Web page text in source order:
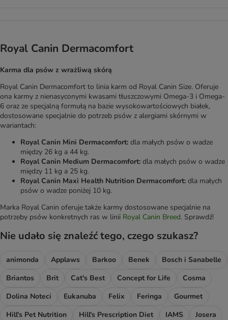
Royal Canin Dermacomfort
Karma dla psów z wrażliwą skórą
Royal Canin Dermacomfort to linia karm od Royal Canin Size. Oferuje
ona karmy z nienasyconymi kwasami tłuszczowymi Omega-3 i Omega-
6 oraz ze specjalną formułą na bazie wysokowartościowych białek,
dostosowane specjalnie do potrzeb psów z alergiami skórnymi w
wariantach:
Royal Canin Mini Dermacomfort: dla małych psów o wadze
między 26 kg a 44 kg.
Royal Canin Medium Dermacomfort: dla małych psów o wadze
między 11 kg a 25 kg.
Royal Canin Maxi Health Nutrition Dermacomfort: dla małych
psów o wadze poniżej 10 kg.
Marka Royal Canin oferuje także karmy dostosowane specjalnie na
potrzeby psów konkretnych ras w linii Royal Canin Breed. Sprawdź!
Nie udało się znaleźć tego, czego szukasz?
animonda Applaws Barkoo Benek
Bosch i Sanabelle
Briantos
Brit Cat's Best Concept for Life
Cosma
Dolina Noteci
Eukanuba Felix Feringa
Gourmet
Hill's Pet Nutrition
Hill's Prescription Diet IAMS
Josera